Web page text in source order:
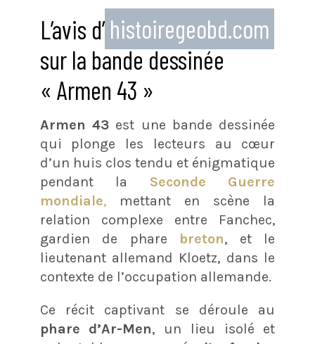
L’avis d’ histoiregeobd.com
sur la bande dessinée
« Armen 43 »
Armen 43 est une bande dessinée
qui plonge les lecteurs au cœur
d’un huis clos tendu et énigmatique
pendant la Seconde Guerre
mondiale,mettant en scène la
relation complexe entre Fanchec,
gardien de phare breton, et le
lieutenant allemand Kloetz, dans le
contexte de l’occupation allemande.
Ce récit captivant se déroule au
phare d’Ar-Men, un lieu isolé et